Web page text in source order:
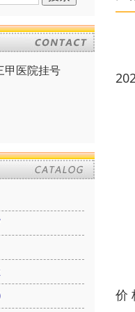
甲医院挂号
价